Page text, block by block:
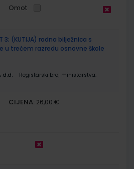
Omot
3; (KUTIJA) radna bilježnica s
u trećem razredu osnovne škole
d.d.
Registarski broj ministarstva:
CIJENA: 26,00 €